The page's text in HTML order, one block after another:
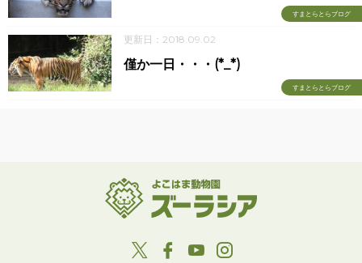
すまとらとらブログ
更新日：2018.09.02
すまとらとらブログ
僅か一日・・・(*_*)